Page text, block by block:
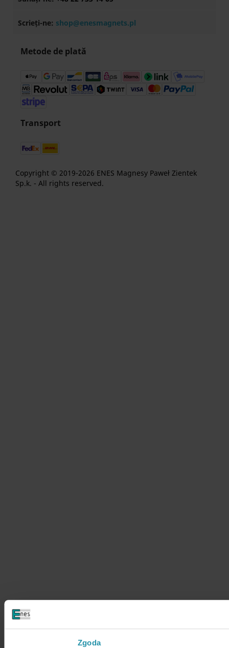
Zgoda
Scrieți-ne: shop@enesmagnets.pl
Metode de plată
Transport
Copyright © 2019-2026 ENES Magnesy Paweł Zientek
Sp.k. - All rights reserved.